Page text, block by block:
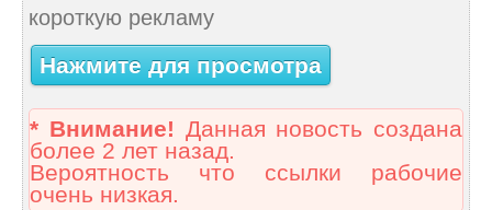
короткую рекламу
Нажмите для просмотра
* Внимание! Данная новость создана
более 2 лет назад.
Вероятность что ссылки рабочие
очень низкая.